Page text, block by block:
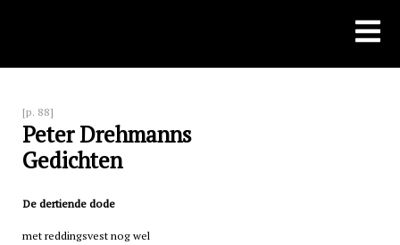
[p. 88]
Peter Drehmanns
Gedichten
De dertiende dode
met reddingsvest nog wel